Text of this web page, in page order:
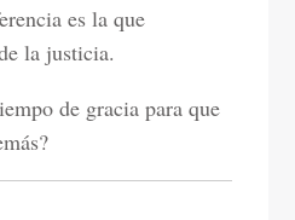
es la que
la justicia.
de gracia para que